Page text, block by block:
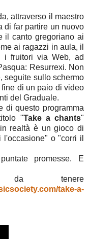
attraverso il maestro
di far partire un nuovo
il canto gregoriano ai
ai ragazzi in aula, il
i fruitori via Web, ad
Resurrexi. Non
seguite sullo schermo
di un paio di video
del Graduale.
di questo programma
"Take a chants"
realtà è un gioco di
o "corri il
promesse. E
tenere
take-a-